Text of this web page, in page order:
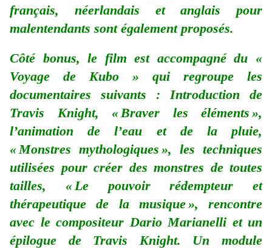
français, néerlandais et anglais pour
malentendants sont également proposés.
Côté bonus, le film est accompagné du «
Voyage de Kubo » qui regroupe les
documentaires suivants : Introduction de
Travis Knight, « Braver les éléments »,
l’animation de l’eau et de la pluie,
« Monstres mythologiques », les techniques
utilisées pour créer des monstres de toutes
tailles, « Le pouvoir rédempteur et
thérapeutique de la musique », rencontre
avec le compositeur Dario Marianelli et un
épilogue de Travis Knight. Un module